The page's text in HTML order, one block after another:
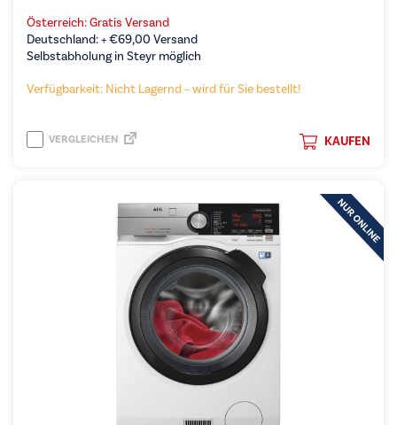
Österreich: Gratis Versand
Deutschland: +€69,00 Versand
Selbstabholung in Steyr möglich
Verfügbarkeit: Nicht Lagernd – wird für Sie bestellt!
KAUFEN
VERGLEICHEN